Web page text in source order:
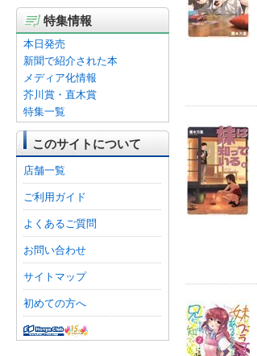
特集情報
本日発売
新聞で紹介された本
メディア化情報
芥川賞・直木賞
特集一覧
このサイトについて
店舗一覧
ご利用ガイド
よくあるご質問
お問い合わせ
サイトマップ
初めての方へ